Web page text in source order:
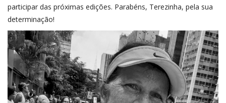
participar das próximas edições. Parabéns, Terezinha, pela sua
determinação!